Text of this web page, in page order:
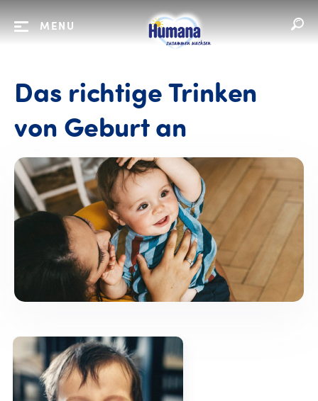
MENU
Das richtige Trinken
von Geburt an